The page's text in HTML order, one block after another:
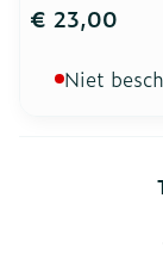
€ 23,00
Niet